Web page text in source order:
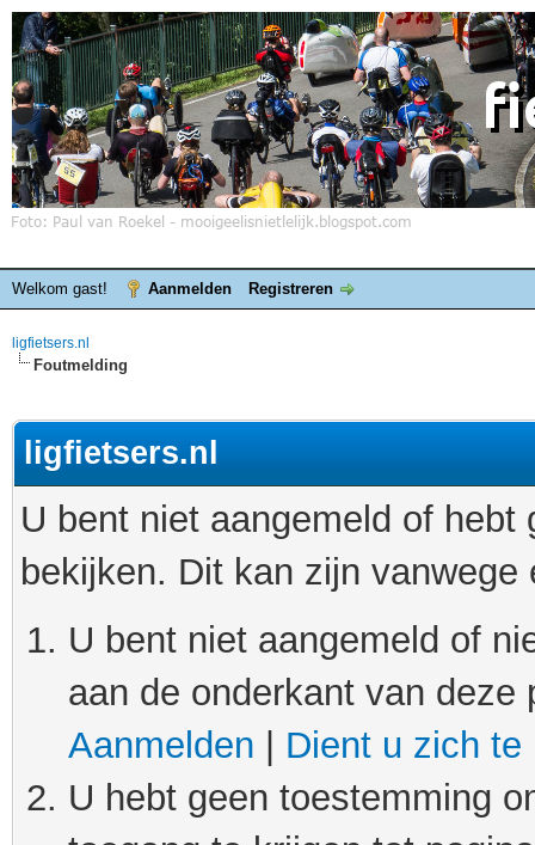
Welkom gast! Aanmelden Registreren
ligfietsers.nl
Foutmelding
ligfietsers.nl
U bent niet aangemeld of
bekijken. Dit kan zijn
U bent niet aangemeld of
aan de onderkant van
Aanmelden
Dient u zich te
U hebt geen toestemming